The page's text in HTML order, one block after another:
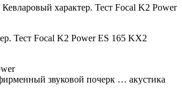
Кевларовый характер. Тест Focal K2 Power
Тест Focal K2 Power ES 165 KX2
звуковой почерк … акустика